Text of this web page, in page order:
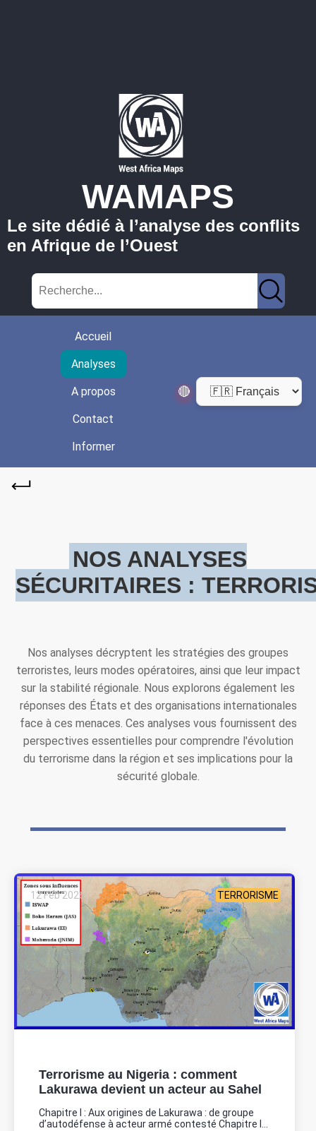
WAMAPS
Le site dédié à l’analyse des conflits
en Afrique de l’Ouest
Accueil
Analyses
A propos
Contact
Informer
🔴
NOS ANALYSES
SÉCURITAIRES :
Nos analyses décryptent les stratégies des groupes
terroristes, leurs modes opératoires, ainsi que leur impact
sur la stabilité régionale. Nous explorons également les
réponses des États et des organisations internationales
face à ces menaces. Ces analyses vous fournissent des
perspectives essentielles pour comprendre l'évolution
du terrorisme dans la région et ses implications pour la
sécurité globale.
Terrorisme au Nigeria : comment
Lakurawa devient un acteur au Sahel
TERRORISME
Chapitre I : Aux origines de Lakurawa : de groupe
d’autodéfense à acteur armé contesté Chapitre I...
12 Feb 2026